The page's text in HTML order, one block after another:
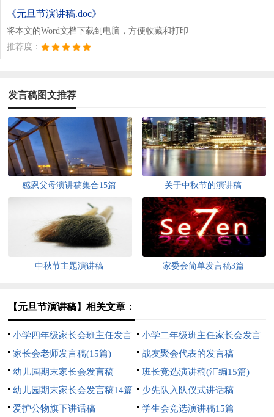
《元旦节演讲稿.doc》
将本文的Word文档下载到电脑，方便收藏和打印
推荐度：
发言稿图文推荐
感恩父母演讲稿集合15篇 关于中秋节的演讲稿
中秋节主题演讲稿 家委会简单发言稿3篇
【元旦节演讲稿】相关文章：
小学四年级家长会班主任发言
稿
小学二年级班主任家长会发言
稿
家长会老师发言稿(15篇)
战友聚会代表的发言稿
幼儿园期末家长会发言稿
班长竞选演讲稿(汇编15篇)
幼儿园期末家长会发言稿14篇
少先队入队仪式讲话稿
爱护公物旗下讲话稿
学生会竞选演讲稿15篇